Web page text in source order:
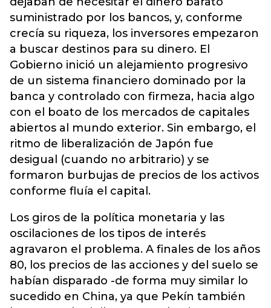
suministrado por los bancos, y, conforme
crecía su riqueza, los inversores empezaron
a buscar destinos para su dinero. El
Gobierno inició un alejamiento progresivo
de un sistema financiero dominado por la
banca y controlado con firmeza, hacia algo
con el boato de los mercados de capitales
abiertos al mundo exterior. Sin embargo, el
ritmo de liberalización de Japón fue
desigual (cuando no arbitrario) y se
formaron burbujas de precios de los activos
conforme fluía el capital.
Los giros de la política monetaria y las
oscilaciones de los tipos de interés
agravaron el problema. A finales de los años
80, los precios de las acciones y del suelo se
habían disparado -de forma muy similar lo
sucedido en China, ya que Pekín también